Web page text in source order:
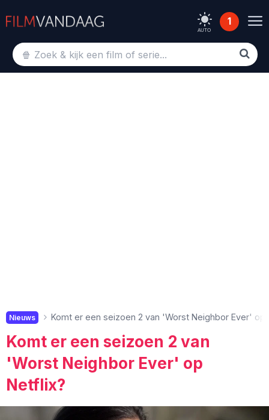
AUTO
1
Nieuws Komt er een seizoen 2 van 'Worst Neighbor Ever' op
Komt er een seizoen 2 van
'Worst Neighbor Ever' op
Netflix?